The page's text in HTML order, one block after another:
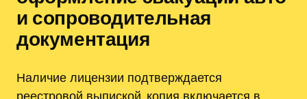
и сопроводительная
документация
Наличие лицензии подтверждается
реестровой выпиской, копия включается в